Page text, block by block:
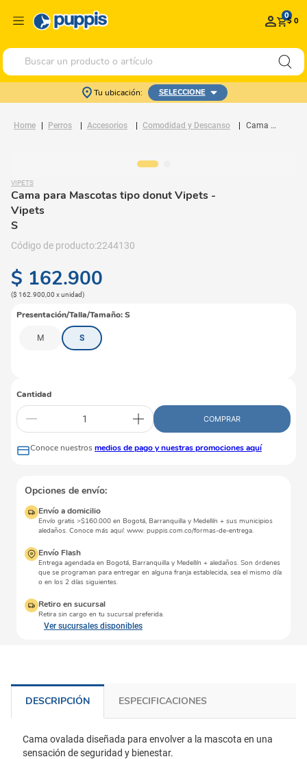
0$ 0
Buscar un producto o artículo
Tu ubicación: SELECCIONE
Perros Accesorios Comodidad y Descanso Cama para Mascotas tipo donut Vipets
VIPETS
Cama para Mascotas tipo donut Vipets -
Vipets
S
2244130
$ 162.900
($ 162.900,00 xunidad)
Presentación/Talla/Tamaño:S
M S
Cantidad
COMPRAR
Conoce nuestros medios de pago y nuestras promociones aquí
Opciones de envío:
Envío a domicilio
Envío gratis >$160.000 en Bogotá, Barranquilla y Medellín + sus municipios
aledaños. Conoce más aquí: www. puppis.com.co/formas-de-entrega.
Envío Flash
Entrega agendada en Bogotá, Barranquilla y Medellín + aledaños. Son órdenes
que se programan para entregar en alguna franja establecida, sea el mismo día
o en los 2 días siguientes.
Retiro en sucursal
Retira sin cargo en tu sucursal preferida.
Ver sucursales disponibles
DESCRIPCIÓN ESPECIFICACIONES
Cama ovalada diseñada para envolver a la mascota en una
sensación de seguridad y bienestar.